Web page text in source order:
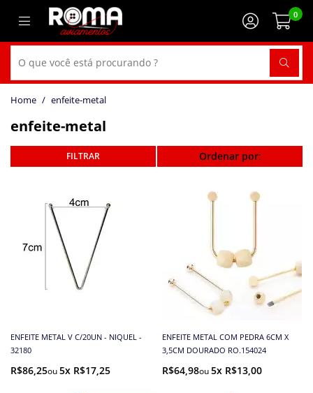
0
enfeite-metal
enfeite-metal
Ordenar por:
ENFEITE METAL V C/20UN - NIQUEL -
32180
R$86,25 5x R$17,25
ENFEITE METAL COM PEDRA 6CM X
3,5CM DOURADO RO.154024
R$64,98 5x R$13,00